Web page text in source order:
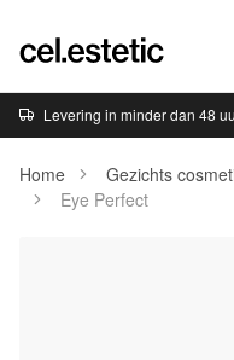
Levering in minder dan 48
Home Gezichts
Eye Perfect